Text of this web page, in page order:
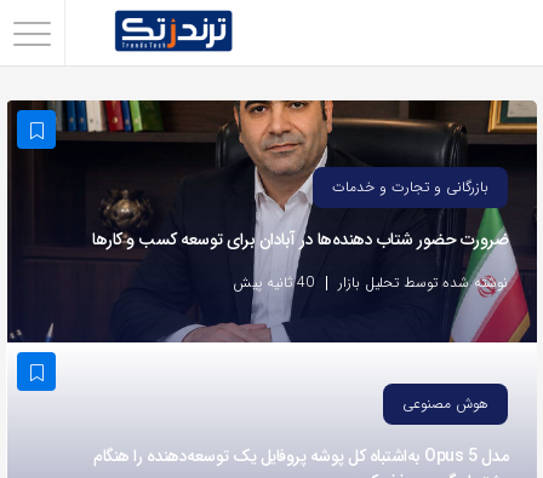
با
استفاده
روش‌های
زیر
می‌توانید
این
صفحه
بازرگانی و تجارت و خدمات
ضرورت حضور شتاب ‌دهنده‌ها در آبادان برای توسعه کسب‌ و کارها
نوشته شده توسط تحلیل بازار 40 ثانیه پیش
هوش مصنوعی
مدل Opus 5 به‌اشتباه کل پوشه پروفایل یک توسعه‌دهنده را هنگام